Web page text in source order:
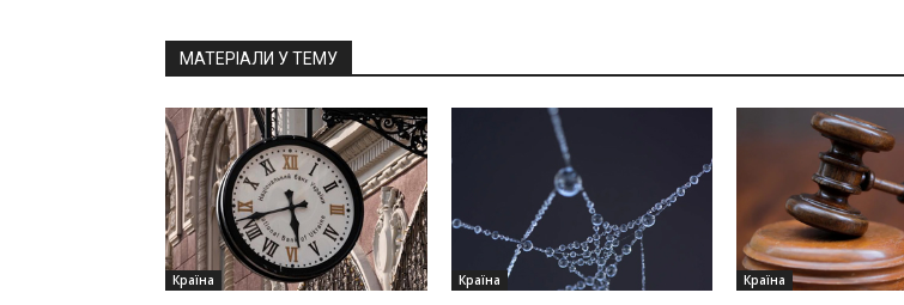
МАТЕРІАЛИ У ТЕМУ
Країна Країна Країна